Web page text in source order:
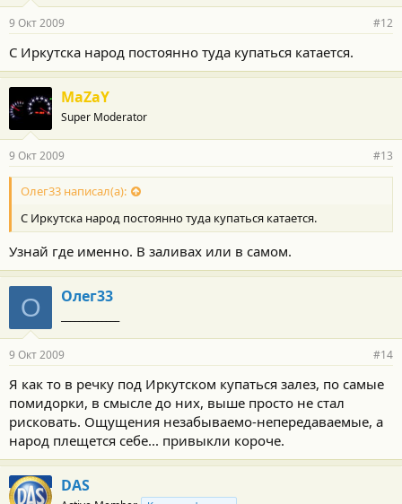
9 Окт 2009 #12
С Иркутска народ постоянно туда купаться катается.
MaZaY
Super Moderator
9 Окт 2009 #13
Олег33 написал(а):
С Иркутска народ постоянно туда купаться катается.
Узнай где именно. В заливах или в самом.
О Олег33
9 Окт 2009 #14
Я как то в речку под Иркутском купаться залез, по самые
помидорки, в смысле до них, выше просто не стал
рисковать. Ощущения незабываемо-непередаваемые, а
народ плещется себе... привыкли короче.
DAS